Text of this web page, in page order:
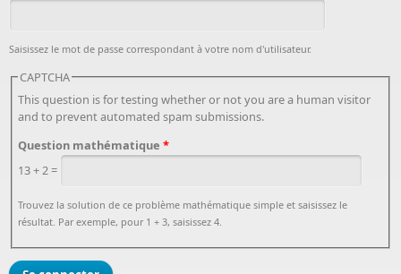
Saisissez le mot de passe correspondant à votre nom d'utilisateur.
CAPTCHA
This question is for testing whether or not you are a human visitor
and to prevent automated spam submissions.
Question mathématique*
13 + 2 =
Trouvez la solution de ce problème mathématique simple et saisissez le
résultat. Par exemple, pour 1 + 3, saisissez 4.